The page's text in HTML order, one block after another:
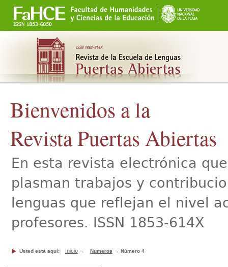
navegación
Bienvenidos a la
Revista Puertas Abiertas
En esta revista electrónica
plasman trabajos y
lenguas que reflejan el nivel
profesores. ISSN 1853-614X
Usted está aquí: Inicio → Numeros → Número 4